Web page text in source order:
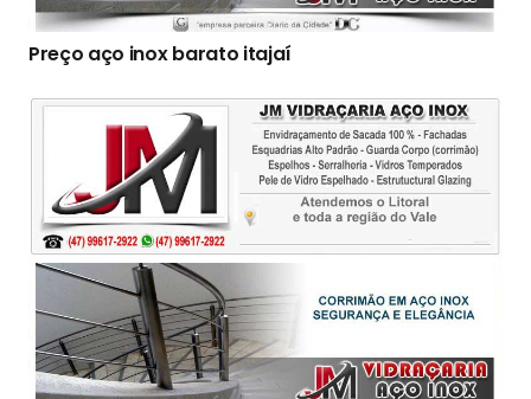
Preço aço inox barato itajaí